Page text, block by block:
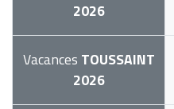
2026
Vacances TOUSSAINT
2026